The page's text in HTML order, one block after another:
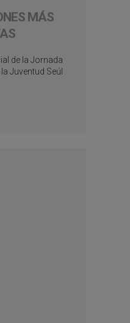
MÁS
de la Jornada
Juventud Seúl